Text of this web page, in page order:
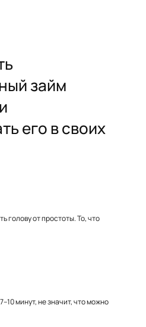
займ
его в своих
голову от простоты. То, что
минут, не значит, что можно